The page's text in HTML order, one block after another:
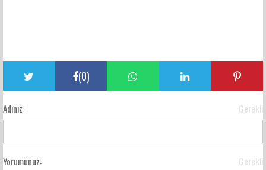
(0)
Adınız: Gerekli
Yorumunuz: Gerekli